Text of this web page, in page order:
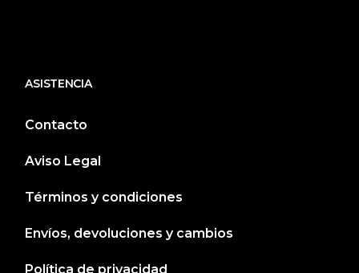
ASISTENCIA
Contacto
Aviso Legal
Términos y condiciones
Envíos, devoluciones y cambios
Política de privacidad